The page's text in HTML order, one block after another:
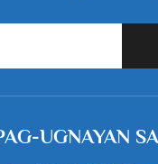
UGNAYAN